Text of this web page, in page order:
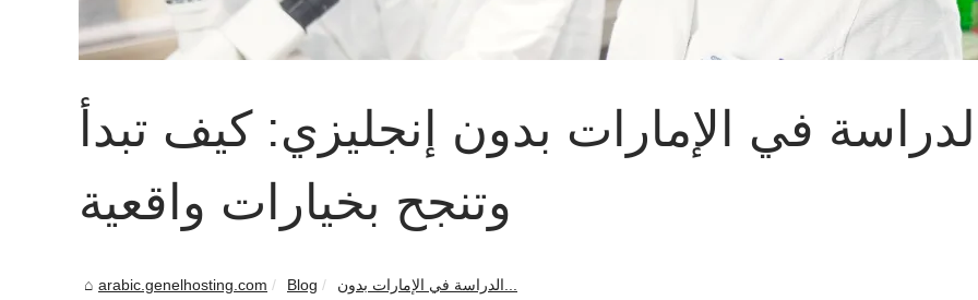
الدراسة في الإمارات بدون إنجليزي: كيف تبدأ
وتنجح بخيارات واقعية
arabic.genelhosting.com Blog